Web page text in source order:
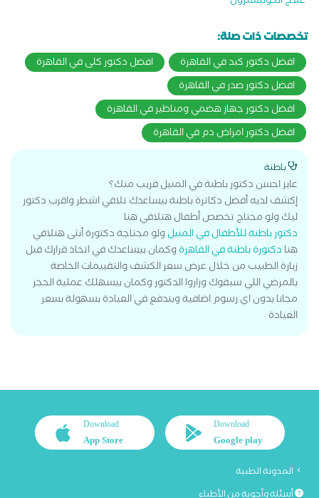
تخصصات ذات صلة:
افضل دكتور كبد في القاهرة
افضل دكتور كلى في القاهرة
افضل دكتور صدر في القاهرة
افضل دكتور جهاز هضمي ومناظير في القاهرة
افضل دكتور امراض دم في القاهرة
باطنة
عايز احسن دكتور باطنة في المنيل قريب منك؟
إكشف لديه أفضل دكاترة باطنة بيساعدك تلاقي اشطر واقرب دكتور
ليك ولو محتاج تخصص أطفال هتلاقي هنا
دكتور باطنة للأطفال في المنيلولو محتاجة دكتورة أنثى هتلاقي
هنا دكتورة باطنة في القاهرةوكمان بيساعدك في اتخاذ قرارك قبل
زيارة الطبيب من خلال عرض سعر الكشف والتقييمات الخاصة
بالمرضي اللي سبقوك وزاروا الدكتور وكمان بيسهلك عملية الحجز
مجانا بدون اي رسوم اضافية وبتدفع في العيادة بسهولة بسعر
العيادة
Download
Google play
Download
App Store
المدونة الطبية